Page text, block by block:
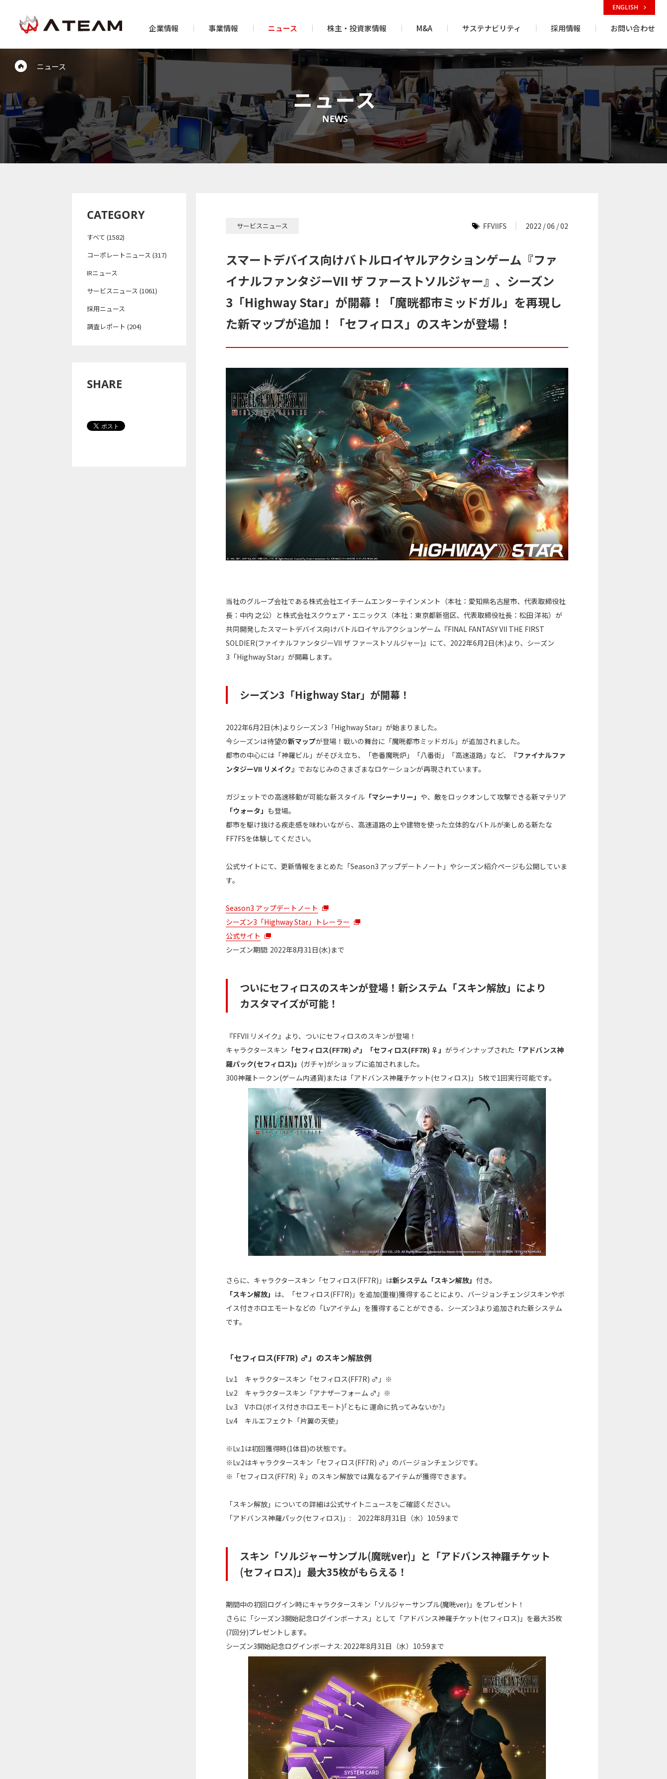
企業情報 事業情報 ニュース 株主・投資家情報 M&A サステナビリティ 採用情報 お問い合わせ
ENGLISH
ニュース
ニュース
NEWS
CATEGORY
すべて (1582)
コーポレートニュース (317)
IRニュース
サービスニュース (1061)
採用ニュース
調査レポート (204)
SHARE
サービスニュース FFVIIFS 2022 / 06 / 02
スマートデバイス向けバトルロイヤルアクションゲーム『ファ
イナルファンタジーVII ザ ファーストソルジャー』、シーズン
3「Highway Star」が開幕！「魔晄都市ミッドガル」を再現し
た新マップが追加！「セフィロス」のスキンが登場！
当社のグループ会社である株式会社エイチームエンターテインメント（本社：愛知県名古屋市、代表取締役社
長：中内 之公）と株式会社スクウェア・エニックス（本社：東京都新宿区、代表取締役社長：松田 洋祐）が
共同開発したスマートデバイス向けバトルロイヤルアクションゲーム『FINAL FANTASY VII THE FIRST
SOLDIER(ファイナルファンタジーVII ザ ファーストソルジャー)』にて、2022年6月2日(木)より、シーズン
3「Highway Star」が開幕します。
シーズン3「Highway Star」が開幕！
2022年6月2日(木)よりシーズン3「Highway Star」が始まりました。
今シーズンは待望の新マップが登場！戦いの舞台に「魔晄都市ミッドガル」が追加されました。
都市の中心には「神羅ビル」がそびえ立ち、「壱番魔晄炉」「八番街」「高速道路」など、
『ファイナルファ
ンタジーVII リメイク』 でおなじみのさまざまなロケーションが再現されています。
ガジェットでの高速移動が可能な新スタイル 「マシーナリー」 や、敵をロックオンして攻撃できる新マテリア
「ウォータ」 も登場。
都市を駆け抜ける疾走感を味わいながら、高速道路の上や建物を使った立体的なバトルが楽しめる新たな
FF7FSを体験してください。
公式サイトにて、更新情報をまとめた「Season3 アップデートノート」やシーズン紹介ページも公開していま
す。
Season3 アップデートノート
シーズン3「Highway Star」トレーラー
公式サイト
シーズン期間: 2022年8月31日(水)まで
ついにセフィロスのスキンが登場！新システム「スキン解放」により
カスタマイズが可能！
『FFVII リメイク』より、ついにセフィロスのスキンが登場！
キャラクタースキン 「セフィロス(FF7R) ♂」「セフィロス(FF7R) ♀」 がラインナップされた 「アドバンス神
羅パック(セフィロス)」 (ガチャ)がショップに追加されました。
300神羅トークン(ゲーム内通貨)または「アドバンス神羅チケット(セフィロス)」 5枚で1回実行可能です。
さらに、キャラクタースキン「セフィロス(FF7R)」は新システム「スキン解放」 付き。
「スキン解放」 は、「セフィロス(FF7R)」を追加(重複)獲得することにより、バージョンチェンジスキンやボ
イス付きホロエモートなどの「Lvアイテム」を獲得することができる、シーズン3より追加された新システム
です。
「セフィロス(FF7R) ♂」のスキン解放例
Lv.1 キャラクタースキン「セフィロス(FF7R) ♂」※
Lv.2 キャラクタースキン「アナザーフォーム ♂」※
Lv.3 Vホロ(ボイス付きホロエモート)｢ともに 運命に抗ってみないか?｣
Lv.4 キルエフェクト「片翼の天使」
※Lv.1は初回獲得時(1体目)の状態です。
※Lv.2はキャラクタースキン「セフィロス(FF7R) ♂」のバージョンチェンジです。
※「セフィロス(FF7R) ♀」のスキン解放では異なるアイテムが獲得できます。
「スキン解放」についての詳細は公式サイトニュースをご確認ください。
「アドバンス神羅パック(セフィロス)」: 2022年8月31日（水）10:59まで
スキン「ソルジャーサンプル(魔晄ver)」と「アドバンス神羅チケット
(セフィロス)」最大35枚がもらえる！
期間中の初回ログイン時にキャラクタースキン「ソルジャーサンプル(魔晄ver)」をプレゼント！
さらに「シーズン3開始記念ログインボーナス」として「アドバンス神羅チケット(セフィロス)」を最大35枚
(7回分)プレゼントします。
シーズン3開始記念ログインボーナス: 2022年8月31日（水）10:59まで